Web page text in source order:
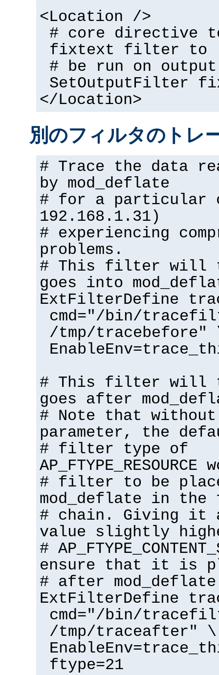
<Location />
# core directive
fixtext filter to
# be run on output
SetOutputFilter
</Location>
別のフィルタのトレ
# Trace the data
by mod_deflate
# for a particular
192.168.1.31)
# experiencing
problems.
# This filter will
goes into
ExtFilterDefine
cmd="/bin/
/tmp/tracebefore"
# This filter will
goes after
# Note that
parameter, the
# filter type of
# filter to be
mod_deflate in
# chain. Giving it
value slightly
#
ensure that it is
# after
ExtFilterDefine
cmd="/bin/
/tmp/traceafter" \
ftype=21